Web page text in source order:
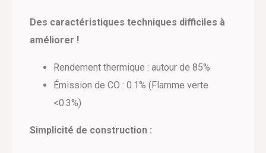
Des caractéristiques techniques difficiles à
améliorer !
Rendement thermique : autour de 85%
Émission de CO : 0.1% (Flamme verte
<0.3%)
Simplicité de construction :